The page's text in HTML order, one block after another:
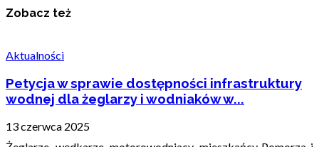
Zobacz też
Aktualności
Petycja w sprawie dostępności infrastruktury
wodnej dla żeglarzy i wodniaków w...
13 czerwca 2025